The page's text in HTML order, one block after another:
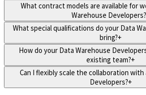
What contract models are available for
Warehouse Developers?
What special qualifications do your Data
bring?+
How do your Data Warehouse
existing team?+
Can I flexibly scale the collaboration with
Developers?+